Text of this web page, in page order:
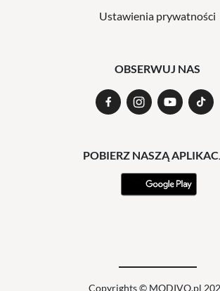
Ustawienia prywatności
OBSERWUJ NAS
POBIERZ NASZĄ
Copyrights © MODIVO.pl